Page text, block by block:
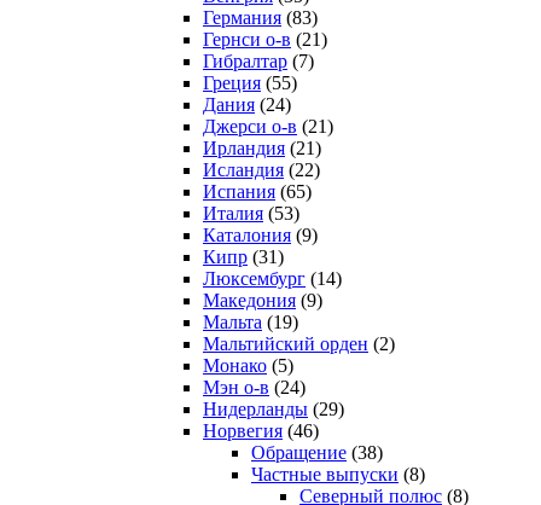
Германия (83)
Гернси о-в (21)
Гибралтар (7)
Греция (55)
Дания (24)
Джерси о-в (21)
Ирландия (21)
Исландия (22)
Испания (65)
Италия (53)
Каталония (9)
Кипр (31)
Люксембург (14)
Македония (9)
Мальта (19)
Мальтийский орден (2)
Монако (5)
Мэн о-в (24)
Нидерланды (29)
Норвегия (46)
Обращение (38)
Частные выпуски (8)
Северный полюс (8)